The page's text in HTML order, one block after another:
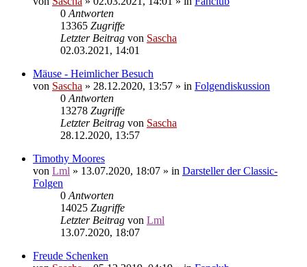
0 Antworten
13365 Zugriffe
Letzter Beitrag von Sascha
02.03.2021, 14:01
Mäuse - Heimlicher Besuch
von Sascha » 28.12.2020, 13:57 » in Folgendiskussion
0 Antworten
13278 Zugriffe
Letzter Beitrag von Sascha
28.12.2020, 13:57
Timothy Moores
von Lml » 13.07.2020, 18:07 » in Darsteller der Classic-
Folgen
0 Antworten
14025 Zugriffe
Letzter Beitrag von Lml
13.07.2020, 18:07
Freude Schenken